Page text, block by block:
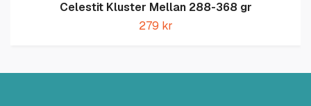
Celestit Kluster Mellan 288-368 gr
279 kr